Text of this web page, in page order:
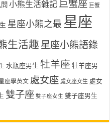
小熊生活雜記 巨蟹座 巨蟹
星座小熊之最 星座
生活趣 星座小熊語錄
水瓶座男生 牡羊座 牡羊座男
座學英文 處女座 處女座女生 處女
雙子座 雙子座女生 雙子座男生